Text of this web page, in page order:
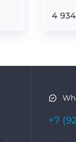
4
+7